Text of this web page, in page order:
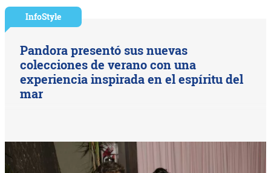
InfoStyle
Pandora presentó sus nuevas
colecciones de verano con una
experiencia inspirada en el espíritu del
mar